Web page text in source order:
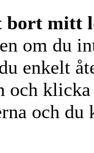
bort mitt
om du
enkelt
och
och du